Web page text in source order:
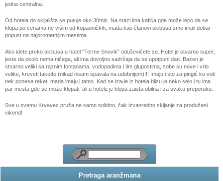
jedna centralna.
Od hotela do skijališta se putuje oko 30min. Na stazi ima kafića gde može lepo da se
klopa po cenama ne višim od kopaoničkih, mada kao članovi skibusa smo imali dobar
popust na najprometnijim mestima.
Ako idete preko skibusa u hotel "Terme Snovik" oduševićete se. Hotel je stvarno super,
jeste da okolo nema ničega, ali ima dovoljno sadržaja da se upotpuni dan. Bazen je
stvarno veliki sa raznim fontanama, vodopadima i tim glupostima, sobe su nove i vrlo
velike, kreveti takođe (nikad nisam spavala na udobnijem)!!! Imaju i sto za pingić ko voli
nek ponese reket, mada imaju i tamo. Kad se izađe iz hotela blizu je neko selo i tu ima
par mesta gde se može klopati, ali u hotelu je klopa zaista obilna i za svaku preporuku.
Sve u svemu Krvavec pruža ne samo solidno, čak izvanredno skijanje za produženi
vikend!
Pretraga aranžmana